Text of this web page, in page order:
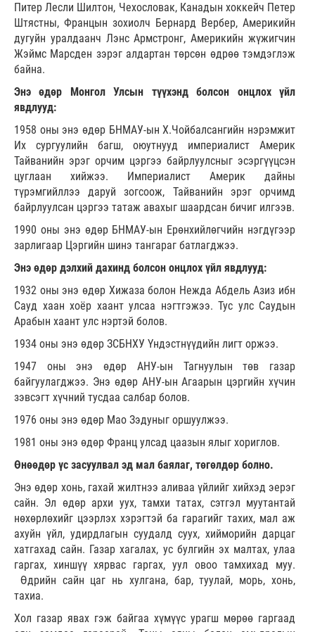
Питер Лесли Шилтон, Чехословак, Канадын хоккейч Петер
Штястны, Францын зохиолч Бернард Вербер, Америкийн
дугуйн уралдаанч Лэнс Армстронг, Америкийн жүжигчин
Жэймс Марсден зэрэг алдартан төрсөн өдрөө тэмдэглэж
байна.
Энэ өдөр Монгол Улсын түүхэнд болсон онцлох үйл
явдлууд:
1958 оны энэ өдөр БНМАУ-ын Х.Чойбалсангийн нэрэмжит
Их сургуулийн багш, оюутнууд империалист Америк
Тайванийн эрэг орчим цэргээ байрлуулсныг эсэргүүцсэн
цуглаан хийжээ. Империалист Америк дайны
түрэмгийллээ даруй зогсоож, Тайванийн эрэг орчимд
байрлуулсан цэргээ татаж авахыг шаардсан бичиг илгээв.
1990 оны энэ өдөр БНМАУ-ын Ерөнхийлөгчийн нэгдүгээр
зарлигаар Цэргийн шинэ тангараг батлагджээ.
Энэ өдөр дэлхий дахинд болсон онцлох үйл явдлууд:
1932 оны энэ өдөр Хижаза болон Нежда Абдель Азиз ибн
Сауд хаан хоёр хаант улсаа нэгтгэжээ. Тус улс Саудын
Арабын хаант улс нэртэй болов.
1934 оны энэ өдөр ЗСБНХУ Үндэстнүүдийн лигт оржээ.
1947 оны энэ өдөр АНУ-ын Тагнуулын төв газар
байгуулагджээ. Энэ өдөр АНУ-ын Агаарын цэргийн хүчин
зэвсэгт хүчний тусдаа салбар болов.
1976 оны энэ өдөр Мао Зэдуныг оршуулжээ.
1981 оны энэ өдөр Франц улсад цаазын ялыг хориглов.
Өнөөдөр үс засуулвал эд мал баялаг, төгөлдөр болно.
Энэ өдөр хонь, гахай жилтнээ аливаа үйлийг хийхэд эерэг
сайн. Эл өдөр архи уух, тамхи татах, сэтгэл муутантай
нөхөрлөхийг цээрлэх хэрэгтэй ба гарагийг тахих, мал аж
ахуйн үйл, удирдлагын суудалд суух, хийморийн дарцаг
хатгахад сайн. Газар хагалах, ус булгийн эх малтах, улаа
гаргах, хиншүү хярвас гаргах, уул овоо тамхихад муу.
Өдрийн сайн цаг нь хулгана, бар, туулай, морь, хонь,
тахиа.
Хол газар явах гэж байгаа хүмүүс урагш мөрөө гаргаад